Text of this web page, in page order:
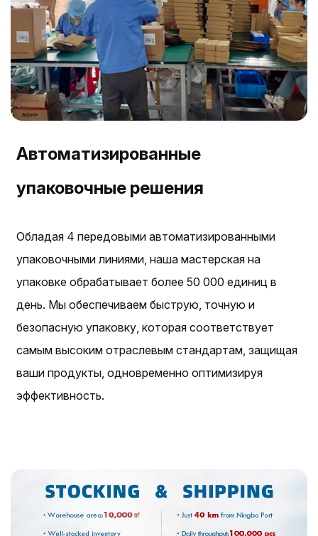
Автоматизированные
упаковочные решения
Обладая 4 передовыми автоматизированными
упаковочными линиями, наша мастерская на
упаковке обрабатывает более 50 000 единиц в
день. Мы обеспечиваем быструю, точную и
безопасную упаковку, которая соответствует
самым высоким отраслевым стандартам, защищая
ваши продукты, одновременно оптимизируя
эффективность.